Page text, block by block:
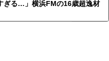
ぎる…」横浜FMの16歳超逸材